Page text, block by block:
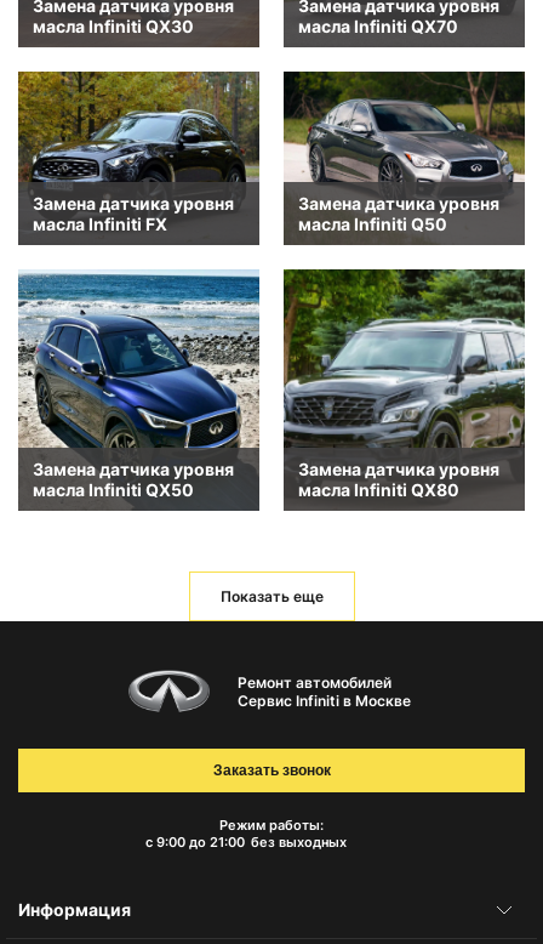
Замена датчика уровня
масла Infiniti QX30
Замена датчика уровня
масла Infiniti QX70
Замена датчика уровня
масла Infiniti FX
Замена датчика уровня
масла Infiniti Q50
Замена датчика уровня
масла Infiniti QX50
Замена датчика уровня
масла Infiniti QX80
Показать еще
Ремонт автомобилей
Сервис Infiniti в Москве
Режим работы:
с 9:00 до 21:00 без выходных
Заказать звонок
Информация